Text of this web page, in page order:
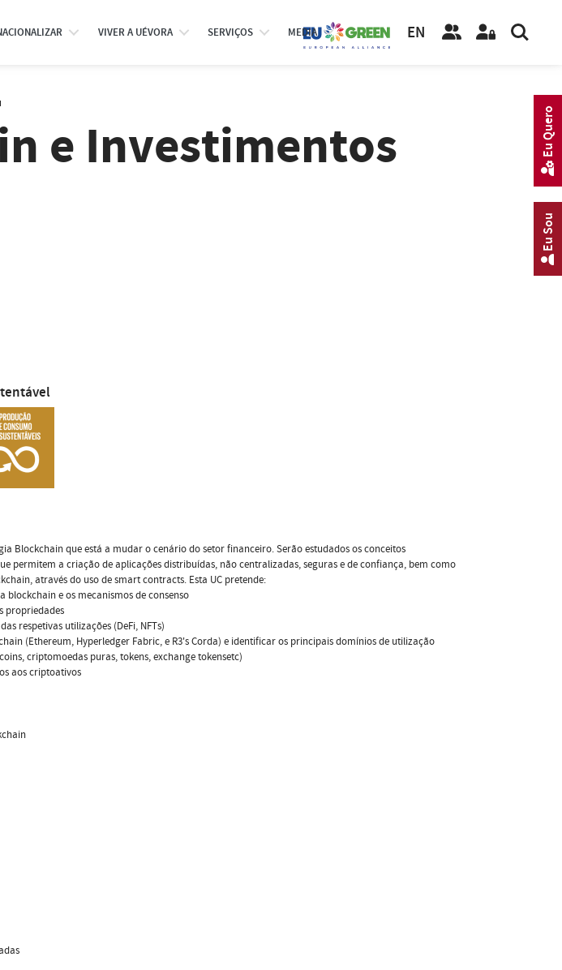
VIVER A UÉVORA SERVIÇOS MEDIA EN
e Investimentos
Blockchain que está a mudar o cenário do setor financeiro. Serão estudados os conceitos
permitem a criação de aplicações distribuídas, não centralizadas, seguras e de confiança, bem como
através do uso de smart contracts. Esta UC pretende:
e os mecanismos de consenso
propriedades
respetivas utilizações (DeFi, NFTs)
(Ethereum, Hyperledger Fabric, e R3's Corda) e identificar os principais domínios de utilização
criptomoedas puras, tokens, exchange tokensetc)
aos criptoativos
Eu Sou
Eu Quero